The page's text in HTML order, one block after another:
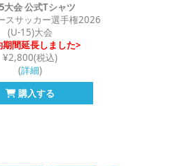
大会 公式Tシャツ
スサッカー選手権2026
(U-15)大会
期間延長しました>
¥2,800(税込)
(詳細)
購入する